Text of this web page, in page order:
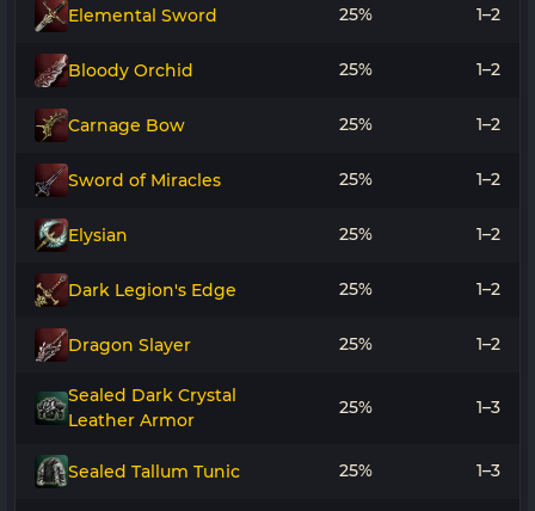
Elemental Sword 25% 1–2
Bloody Orchid 25% 1–2
Carnage Bow 25% 1–2
Sword of Miracles 25% 1–2
Elysian 25% 1–2
Dark Legion's Edge 25% 1–2
Dragon Slayer 25% 1–2
Sealed Dark Crystal
Leather Armor
25% 1–3
Sealed Tallum Tunic 25% 1–3